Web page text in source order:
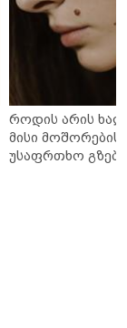
როდის არის
მისი მოშორების
უსაფრთხო გზები